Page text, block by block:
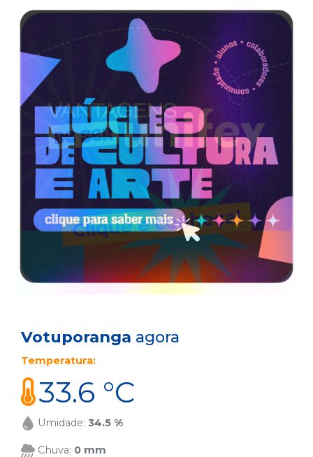
Votuporanga agora
Temperatura:
33.6 °C
Umidade: 34.5 %
Chuva: 0 mm